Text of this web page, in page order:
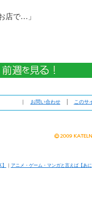
店で…」
｜ お問い合わせ│ このサ
｜ アニメ・ゲーム・マンガと言えば【あに